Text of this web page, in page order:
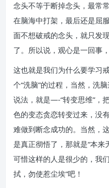
念头不等于断掉念头，最常
在脑海中打架，最后还是屈
面不想破戒的念头，就只发
了。所以说，观心是一回事
这也就是我们为什么要学习
个“洗脑”的过程，当然，洗
说法，就是—-“转变思维”，
色的变态贪恋转变过来，没
难做到断念成功的。当然，
是真正彻悟了，那就是“本来
可惜这样的人是很少的，我
拭，勿使惹尘埃”吧！